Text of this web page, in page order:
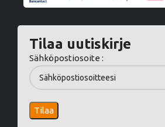
Tilaa uutiskirje
Sähköpostiosoite :